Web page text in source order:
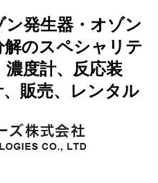
発生器・オゾン
のスペシャリテ
濃度計、反応装
販売、レンタル